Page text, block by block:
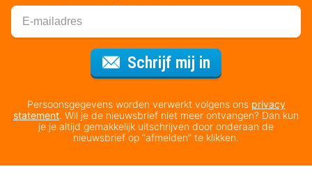
Schrijf mij in
Persoonsgegevens worden verwerkt volgens ons privacy
statement. Wil je de nieuwsbrief niet meer ontvangen? Dan kun
je je altijd gemakkelijk uitschrijven door onderaan de
nieuwsbrief op “afmelden” te klikken.